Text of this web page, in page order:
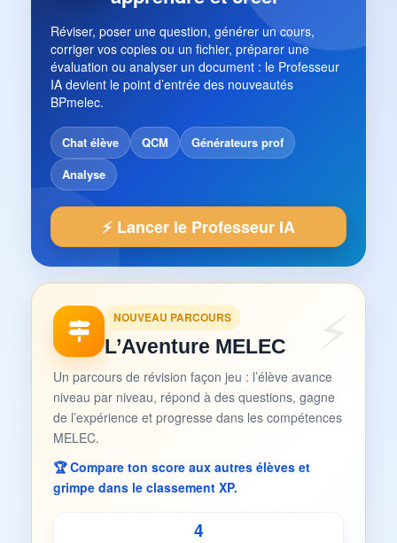
Réviser, poser une question, générer un cours,
corriger vos copies ou un fichier, préparer une
évaluation ou analyser un document : le Professeur
IA devient le point d’entrée des nouveautés
BPmelec.
Chat élève QCM
Générateurs prof
Analyse
⚡ Lancer le Professeur IA
NOUVEAU PARCOURS
L’Aventure MELEC
Un parcours de révision façon jeu : l’élève avance
niveau par niveau, répond à des questions, gagne
de l’expérience et progresse dans les compétences
MELEC.
🏆 Compare ton score aux autres élèves et
grimpe dans le classement XP.
4